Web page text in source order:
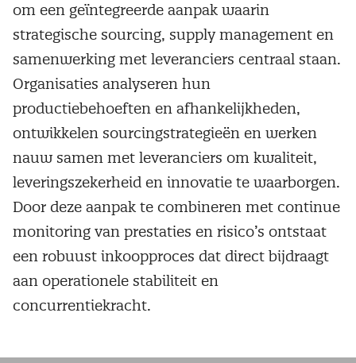
om een geïntegreerde aanpak waarin
strategische sourcing, supply management en
samenwerking met leveranciers centraal staan.
Organisaties analyseren hun
productiebehoeften en afhankelijkheden,
ontwikkelen sourcingstrategieën en werken
nauw samen met leveranciers om kwaliteit,
leveringszekerheid en innovatie te waarborgen.
Door deze aanpak te combineren met continue
monitoring van prestaties en risico’s ontstaat
een robuust inkoopproces dat direct bijdraagt
aan operationele stabiliteit en
concurrentiekracht.